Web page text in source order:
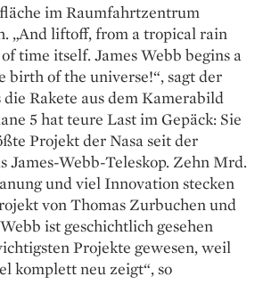
im Raumfahrtzentrum
„And liftoff, from a tropical rain
time itself. James Webb begins a
birth of the universe!“, sagt der
die Rakete aus dem Kamerabild
5 hat teure Last im Gepäck: Sie
Projekt der Nasa seit der
James-Webb-Teleskop. Zehn Mrd.
und viel Innovation stecken
von Thomas Zurbuchen und
ist geschichtlich gesehen
Projekte gewesen, weil
komplett neu zeigt“, so